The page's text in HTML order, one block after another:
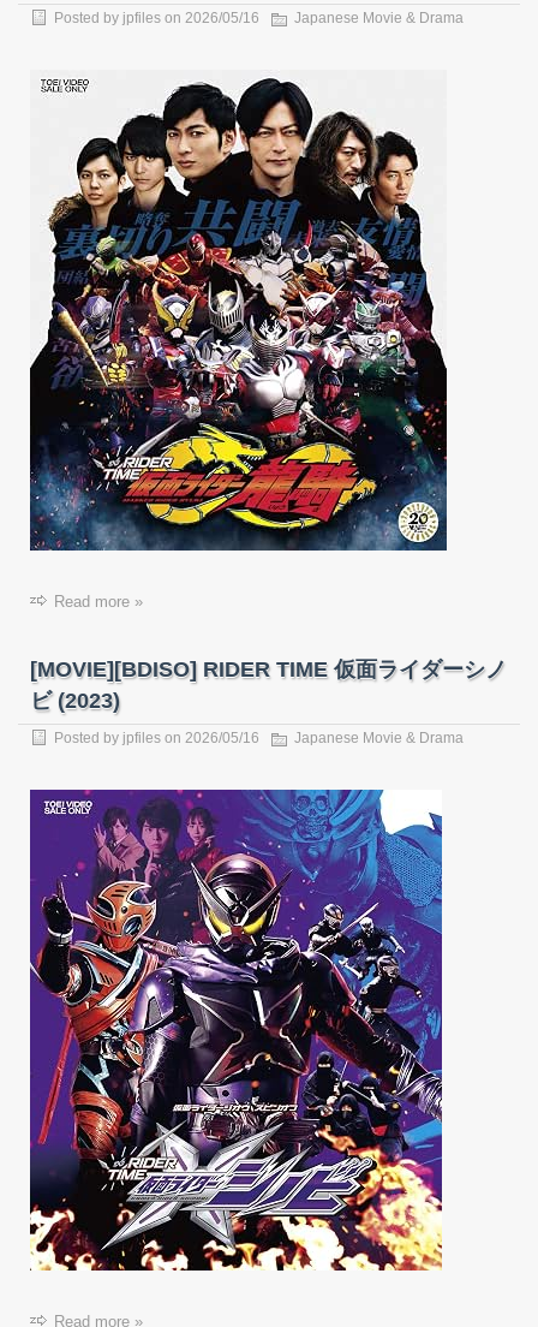
Posted by jpfiles on 2026/05/16 Japanese Movie & Drama
Read more »
[MOVIE][BDISO] RIDER TIME 仮面ライダーシノ
ビ (2023)
Posted by jpfiles on 2026/05/16 Japanese Movie & Drama
Read more »